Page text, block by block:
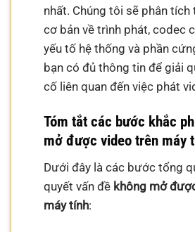
nhất. Chúng tôi sẽ phân tích
cơ bản về trình phát, codec
yếu tố hệ thống và phần
bạn có đủ thông tin để giải
cố liên quan đến việc phát
Tóm tắt các bước khắc
mở được video trên máy
Dưới đây là các bước tổng
quyết vấn đề không mở
máy tính: